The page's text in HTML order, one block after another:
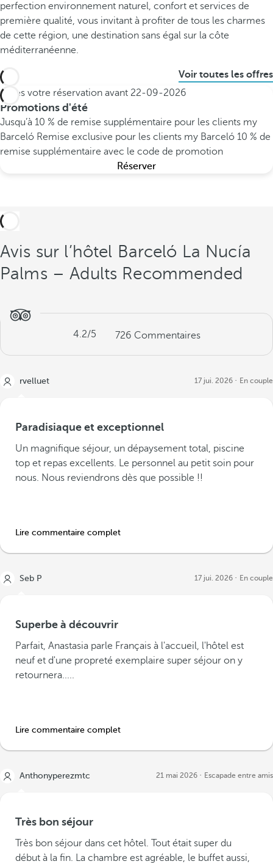
perfection environnement naturel, confort et services de
première qualité, vous invitant à profiter de tous les charmes
de cette région, une destination sans égal sur la côte
méditerranéenne.
Voir toutes les offres
Faites votre réservation avant 22-09-2026
Promotions d'été
Jusqu’à 10 % de remise supplémentaire pour les clients my
Barceló Remise exclusive pour les clients my Barceló 10 % de
remise supplémentaire avec le code de promotion
Réserver
Avis sur l’hôtel Barceló La Nucía
Palms – Adults Recommended
4.2/5 726 Commentaires
rvelluet 17 jui. 2026 En couple
Paradisiaque et exceptionnel
Un magnifique séjour, un dépaysement total, piscine
top et repas excellents. Le personnel au petit soin pour
nous. Nous reviendrons dès que possible !!
Lire commentaire complet
Seb P 17 jui. 2026 En couple
Superbe à découvrir
Parfait, Anastasia parle Français à l'accueil, l'hôtel est
neuf et d'une propreté exemplaire super séjour on y
retournera.....
Lire commentaire complet
Anthonyperezmtc 21 mai 2026 Escapade entre amis
Très bon séjour
Très bon séjour dans cet hôtel. Tout était super du
début à la fin. La chambre est agréable, le buffet aussi,